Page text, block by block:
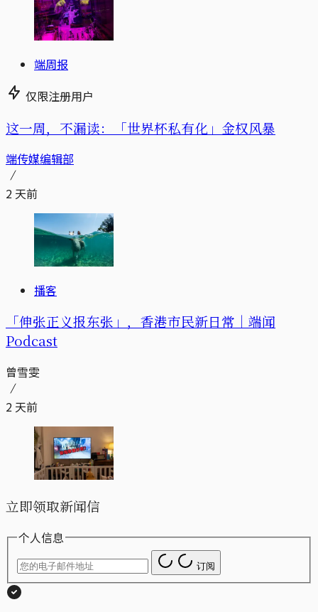
端周报
仅限注册用户
这一周，不漏读：「世界杯私有化」金权风暴
端传媒编辑部
2 天前
播客
「伸张正义报东张」，香港市民新日常｜端闻
Podcast
曾雪雯
2 天前
立即领取新闻信
个人信息
订阅